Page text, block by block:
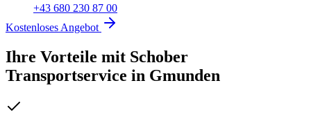
+43 680 230 87 00
Kostenloses Angebot
Ihre Vorteile mit Schober
Transportservice in Gmunden